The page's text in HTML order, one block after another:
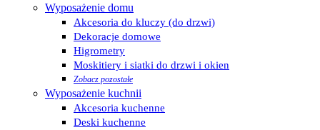
Wyposażenie domu
Akcesoria do kluczy (do drzwi)
Dekoracje domowe
Higrometry
Moskitiery i siatki do drzwi i okien
Zobacz pozostałe
Wyposażenie kuchnii
Akcesoria kuchenne
Deski kuchenne